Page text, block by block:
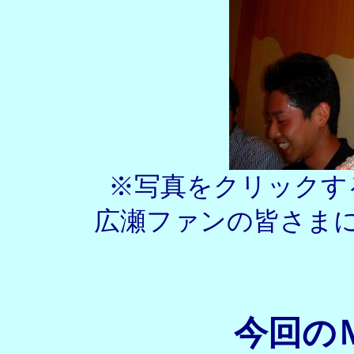
※写真をクリックす
広瀬ファンの皆さま
今回の